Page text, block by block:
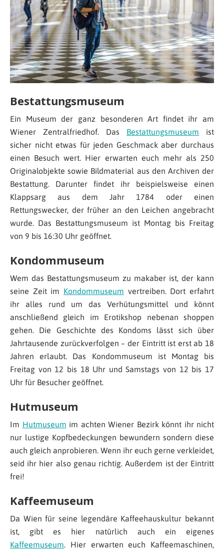
Bestattungsmuseum
Ein Museum der ganz besonderen Art findet ihr am
Wiener Zentralfriedhof. Das Bestattungsmuseum ist
sicher nicht etwas für jeden Geschmack aber durchaus
einen Besuch wert. Hier erwarten euch mehr als 250
Originalobjekte sowie Bildmaterial aus den Archiven der
Bestattung. Darunter findet ihr beispielsweise einen
Klappsarg aus dem Jahr 1784 oder einen
Rettungswecker, der früher an den Leichen angebracht
wurde. Das Bestattungsmuseum ist Montag bis Freitag
von 9 bis 16:30 Uhr geöffnet.
Kondommuseum
Wem das Bestattungsmuseum zu makaber ist, der kann
seine Zeit im Kondommuseum vertreiben. Dort erfahrt
ihr alles rund um das Verhütungsmittel und könnt
anschließend gleich im Erotikshop nebenan shoppen
gehen. Die Geschichte des Kondoms lässt sich über
Jahrtausende zurückverfolgen – der Eintritt ist erst ab 18
Jahren erlaubt. Das Kondommuseum ist Montag bis
Freitag von 12 bis 18 Uhr und Samstags von 12 bis 17
Uhr für Besucher geöffnet.
Hutmuseum
Im Hutmuseum im achten Wiener Bezirk könnt ihr nicht
nur lustige Kopfbedeckungen bewundern sondern diese
auch gleich anprobieren. Wenn ihr euch gerne verkleidet,
seid ihr hier also genau richtig. Außerdem ist der Eintritt
frei!
Kaffeemuseum
Da Wien für seine legendäre Kaffeehauskultur bekannt
ist, gibt es hier natürlich auch ein eigenes
Kaffeemuseum. Hier erwarten euch Kaffeemaschinen,